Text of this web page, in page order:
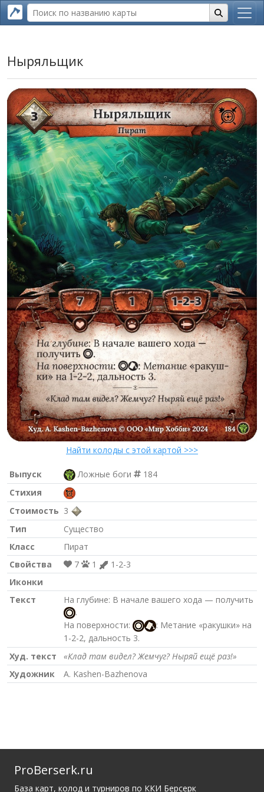
Ныряльщик
Найти колоды с этой картой >>>
Выпуск Ложные боги
184
Стихия
Стоимость 3
Тип
Существо
Класс
Пират
Свойства
7 1
1-2-3
Иконки
Текст
На глубине: В начале вашего хода — получить
.
На поверхности:
: Метание «ракушки» на
1-2-2, дальность 3.
Худ. текст
«Клад там видел? Жемчуг? Ныряй ещё раз!»
Художник
A. Kashen-Bazhenova
ProBerserk.ru
База карт, колод и турниров по ККИ Берсерк